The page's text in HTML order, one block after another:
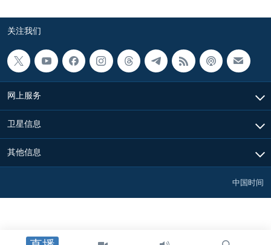
关注我们
网上服务
卫星信息
其他信息
中国时间